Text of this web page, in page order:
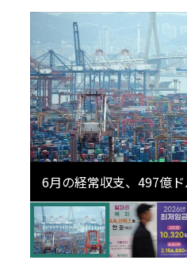
6月の経常収支、497億
最大」…輸出が初の